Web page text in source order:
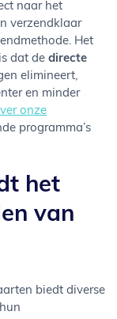
naar het
verzendklaar
Het
dat de directe
elimineert,
en minder
onze
programma’s
het
van
biedt diverse